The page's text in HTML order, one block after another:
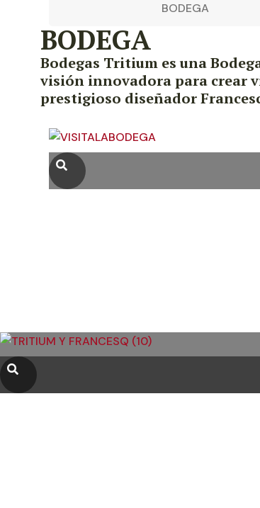
BODEGA
BODEGA
Bodegas Tritium es una
visión innovadora para crear
prestigioso diseñador